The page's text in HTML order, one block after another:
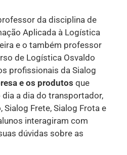
da disciplina de
Aplicada à Logística
e o também professor
de Logística Osvaldo
profissionais da Sialog
e os produtos que
a dia do transportador,
Sialog Frete, Sialog Frota e
interagiram com
dúvidas sobre as